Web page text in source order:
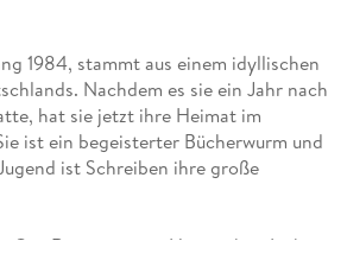
1984, stammt aus einem idyllischen
Nachdem es sie ein Jahr nach
hat sie jetzt ihre Heimat im
ist ein begeisterter Bücherwurm und
ist Schreiben ihre große
Romance pur. Hier stehen Liebe